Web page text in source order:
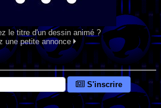
le titre d'un dessin animé ?
une petite annonce
S'inscrire